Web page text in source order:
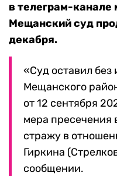
в телеграм-канале
Мещанский суд
декабря.
«Суд оставил без
Мещанского
от 12 сентября
мера пресечения
стражу в
Гиркина
сообщении.